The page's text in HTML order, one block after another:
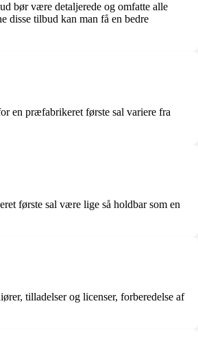
bør være detaljerede og omfatte alle
disse tilbud kan man få en bedre
en præfabrikeret første sal variere fra
første sal være lige så holdbar som en
tilladelser og licenser, forberedelse af